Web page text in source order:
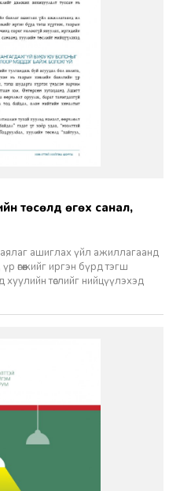
ашиглах үйл ажиллагаанд
өгөөжийг иргэн бүрд тэгш
төслийг нийцүүлэхэд